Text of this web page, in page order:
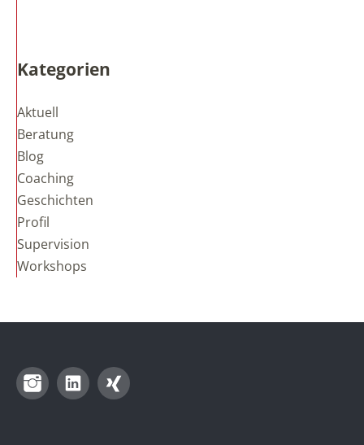
Kategorien
Aktuell
Beratung
Blog
Coaching
Geschichten
Profil
Supervision
Workshops
InstagramLinkedIn